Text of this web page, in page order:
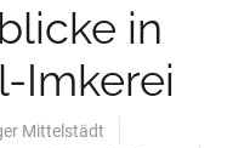
in
Imkerei
Mittelstädt